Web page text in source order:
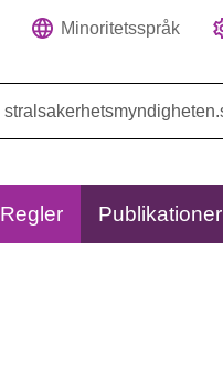
Minoritetsspråk
Regler Publikationer